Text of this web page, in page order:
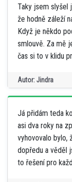
Taky jsem slyšel
že hodně záleží
Když je někdo
smlouvě. Za mě
čas si to v klidu
Autor: Jindra
Já přidám teda
asi dva roky na
vyhovovalo bylo,
dopředu a věděl
to řešení pro